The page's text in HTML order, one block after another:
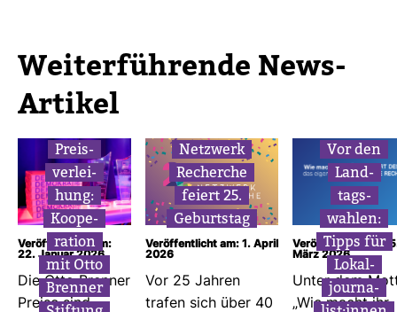
Wei­ter­füh­rende News-​
Artikel
Preis­
ver­lei­
hung:
Koope­
ra­tion
mit Otto
Brenner
Veröffentlicht am:
22. Januar 2026
Die Otto Brenner
Preise sind
Netz­werk
Recherche
feiert 25.
Geburtstag
Veröffentlicht am: 1. April
2026
Vor 25 Jahren
trafen sich über 40
Vor den
Land­
tags­
wahlen:
Tipps für
Lokal­
jour­na­
Veröffentlicht am:
März 2026
Unter dem
„Wie macht ihr